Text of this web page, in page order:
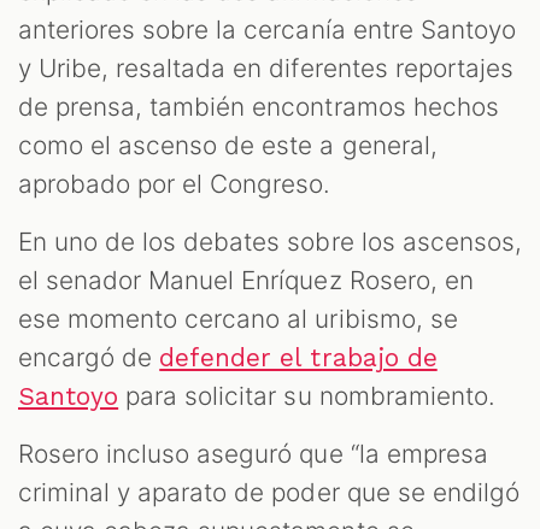
anteriores sobre la cercanía entre Santoyo
y Uribe, resaltada en diferentes reportajes
de prensa, también encontramos hechos
como el ascenso de este a general,
aprobado por el Congreso.
En uno de los debates sobre los ascensos,
el senador Manuel Enríquez Rosero, en
ese momento cercano al uribismo, se
encargó de defender el trabajo de
Santoyo para solicitar su nombramiento.
Rosero incluso aseguró que “la empresa
criminal y aparato de poder que se endilgó